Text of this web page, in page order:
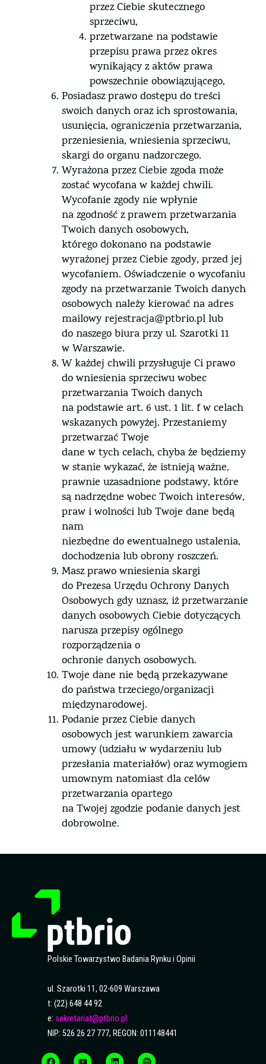
przez Ciebie skutecznego
sprzeciwu,
przetwarzane na podstawie
przepisu prawa przez okres
wynikający z aktów prawa
powszechnie obowiązującego,
Posiadasz prawo dostępu do treści
swoich danych oraz ich sprostowania,
usunięcia, ograniczenia przetwarzania,
przeniesienia, wniesienia sprzeciwu,
skargi do organu nadzorczego.
Wyrażona przez Ciebie zgoda może
zostać wycofana w każdej chwili.
Wycofanie zgody nie wpłynie
na zgodność z prawem przetwarzania
Twoich danych osobowych,
którego dokonano na podstawie
wyrażonej przez Ciebie zgody, przed jej
wycofaniem. Oświadczenie o wycofaniu
zgody na przetwarzanie Twoich danych
osobowych należy kierować na adres
mailowy rejestracja@ptbrio.pl lub
do naszego biura przy ul. Szarotki 11
w Warszawie.
W każdej chwili przysługuje Ci prawo
do wniesienia sprzeciwu wobec
przetwarzania Twoich danych
na podstawie art. 6 ust. 1 lit. f w celach
wskazanych powyżej. Przestaniemy
przetwarzać Twoje
dane w tych celach, chyba że będziemy
w stanie wykazać, że istnieją ważne,
prawnie uzasadnione podstawy, które
są nadrzędne wobec Twoich interesów,
praw i wolności lub Twoje dane będą
nam
niezbędne do ewentualnego ustalenia,
dochodzenia lub obrony roszczeń.
Masz prawo wniesienia skargi
do Prezesa Urzędu Ochrony Danych
Osobowych gdy uznasz, iż przetwarzanie
danych osobowych Ciebie dotyczących
narusza przepisy ogólnego
rozporządzenia o
ochronie danych osobowych.
Twoje dane nie będą przekazywane
do państwa trzeciego/organizacji
międzynarodowej.
Podanie przez Ciebie danych
osobowych jest warunkiem zawarcia
umowy (udziału w wydarzeniu lub
przesłania materiałów) oraz wymogiem
umownym natomiast dla celów
przetwarzania opartego
na Twojej zgodzie podanie danych jest
dobrowolne.
Polskie Towarzystwo Badania Rynku i Opinii
ul. Szarotki 11, 02-609 Warszawa
t: (22) 648 44 92
e: sekretariat@ptbrio.pl
NIP: 526 26 27 777, REGON: 011148441
a
o
i
p